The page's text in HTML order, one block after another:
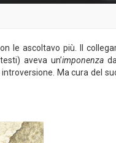
le ascoltavo più. Il
aveva un’imponenza
Ma cura del